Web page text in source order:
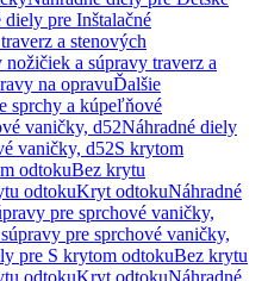
diely pre Inštalačné
a stenových
a súpravy traverz a
na opravuĎalšie
sprchy a kúpeľňové
vaničky, d52Náhradné diely
vaničky, d52S krytom
odtokuBez krytu
odtokuKryt odtokuNáhradné
pre sprchové vaničky,
pre sprchové vaničky,
pre S krytom odtokuBez krytu
odtokuKryt odtokuNáhradné